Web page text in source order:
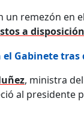
un remezón en
a
el Gabinete
, ministra
al presidente